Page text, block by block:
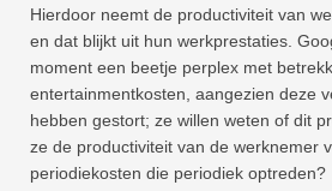
Hierdoor neemt de productiviteit van
en dat blijkt uit hun werkprestaties.
moment een beetje perplex met
entertainmentkosten, aangezien deze
hebben gestort; ze willen weten of dit
ze de productiviteit van de werknemer
periodiekosten die periodiek optreden?